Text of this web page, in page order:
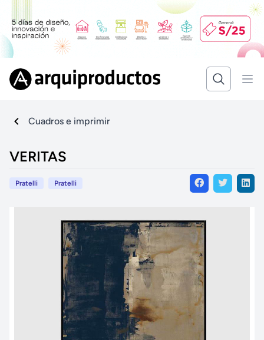
Cuadros e imprimir
VERITAS
Pratelli Pratelli